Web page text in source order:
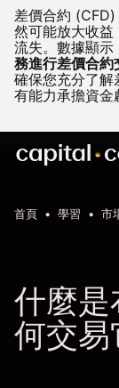
差價合約
然可能放大收益
流失。 數據顯示
務進行差價合約
確保您充分了解
有能力承擔資金
首頁 學習 市
什麼是
何交易